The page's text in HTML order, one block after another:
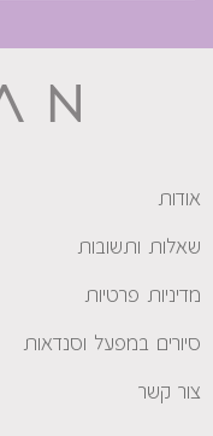
אודות
שאלות ותשובות
מדיניות פרטיות
סיורים במפעל וסנדאות
צור קשר